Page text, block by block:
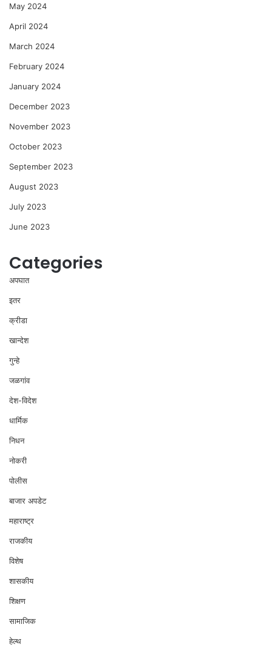
May 2024
April 2024
March 2024
February 2024
January 2024
December 2023
November 2023
October 2023
September 2023
August 2023
July 2023
June 2023
Categories
अपघात
इतर
क्रीडा
खान्देश
गुन्हे
जळगांव
देश-विदेश
धार्मिक
निधन
नोकरी
पोलीस
बाजार अपडेट
महाराष्ट्र
राजकीय
विशेष
शासकीय
शिक्षण
सामाजिक
हेल्थ